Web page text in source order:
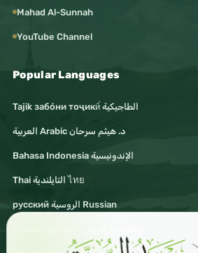
Mahad Al-Sunnah
YouTube Channel
Popular Languages
Tajik забо́ни тоҷикӣ́ الطاجيكية
د. هيثم سرحان Arabic العربية
Bahasa Indonesia الإندونيسية
Thai التايلندية ไทย
русский الروسية Russian